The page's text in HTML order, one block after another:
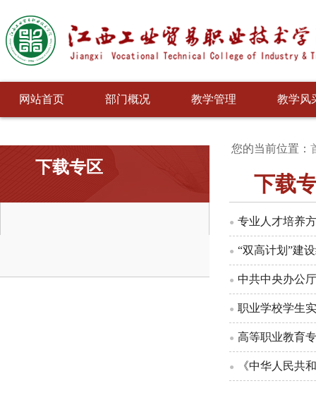
网站首页 部门概况 教学管理 教学风
下载专区
您的当前位置：
下载
● 专业人才培养
● “双高计划”建
● 中共中央办公
● 职业学校学生
● 高等职业教育
● 《中华人民共